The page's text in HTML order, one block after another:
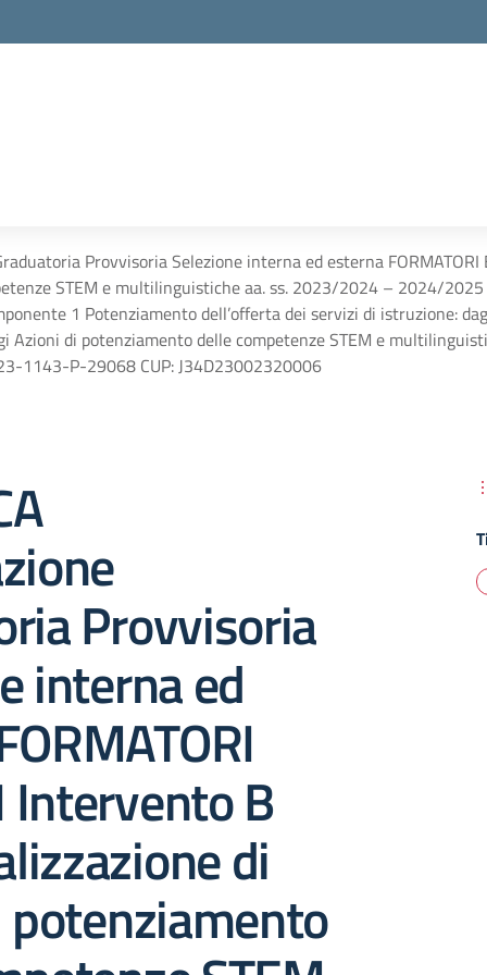
Provvisoria Selezione interna ed esterna
STEM e multilinguistiche aa. ss. 2023/2024 – 2024/
1 Potenziamento dell’offerta dei servizi di istruzione:
Azioni di potenziamento delle competenze STEM e
1143-P-29068 CUP: J34D23002320006
Provvisoria
interna ed
Intervento B
di